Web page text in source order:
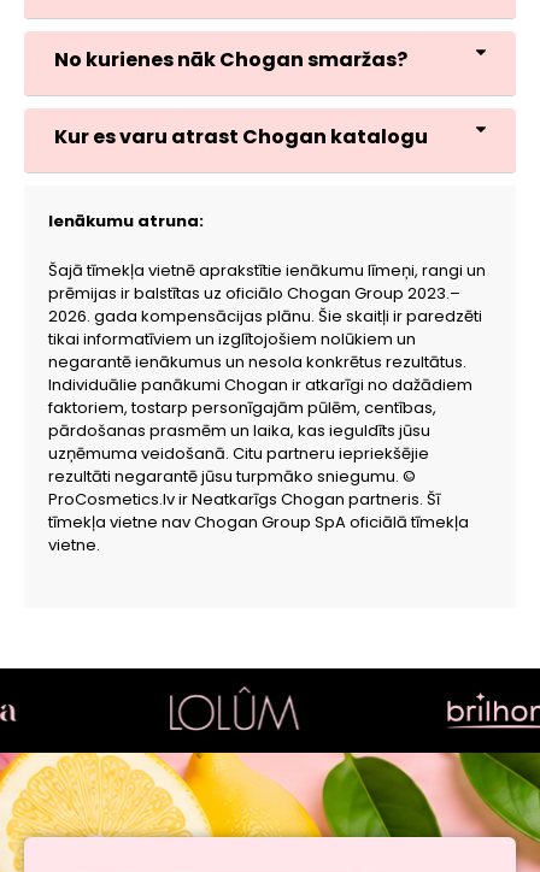
No kurienes nāk Chogan smaržas?
Kur es varu atrast Chogan katalogu
Ienākumu atruna:
Šajā tīmekļa vietnē aprakstītie ienākumu līmeņi, rangi un
prēmijas ir balstītas uz oficiālo Chogan Group 2023.–
2026. gada kompensācijas plānu. Šie skaitļi ir paredzēti
tikai informatīviem un izglītojošiem nolūkiem un
negarantē ienākumus un nesola konkrētus rezultātus.
Individuālie panākumi Chogan ir atkarīgi no dažādiem
faktoriem, tostarp personīgajām pūlēm, centības,
pārdošanas prasmēm un laika, kas ieguldīts jūsu
uzņēmuma veidošanā. Citu partneru iepriekšējie
rezultāti negarantē jūsu turpmāko sniegumu. ©
ProCosmetics.lv ir Neatkarīgs Chogan partneris. Šī
tīmekļa vietne nav Chogan Group SpA oficiālā tīmekļa
vietne.